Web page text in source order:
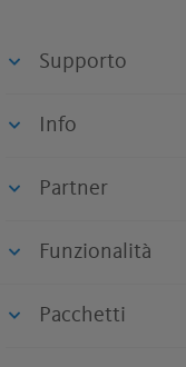
Supporto
Info
Partner
Funzionalità
Pacchetti